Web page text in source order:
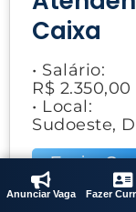
Caixa
• Salário:
R$ 2.350,00
• Local:
Sudoeste,
Enviar
Anunciar Vaga Fazer